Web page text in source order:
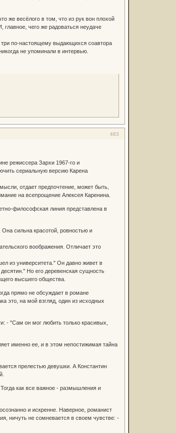
же весёлого в том, что из рук вон плохой
чего же радоваться неудаче
три по-настоящему выдающихся соавтора
не упоминали в интервью.
483
режиссера Зархи 1967-го и
сериальную версию Карена
отдает предпочтение, может быть,
на всепрощение Алексея Каренина.
философская линия представлена в
Она сильна красотой, ровностью и
воображения. Отличает это
из университета." Он давно живет в
Но его деревенская сущность
высшего общества.
прямо не обсуждает в романе
это, на мой взгляд, один из исходных
- "Сам он мог любить только красивых,
именно ее, и в этом непостижимая тайна
прелестью девушки. А Константин
как все важное - размышления и
и искренне. Наверное, романист
ничуть не сомневается в своем чувстве: -